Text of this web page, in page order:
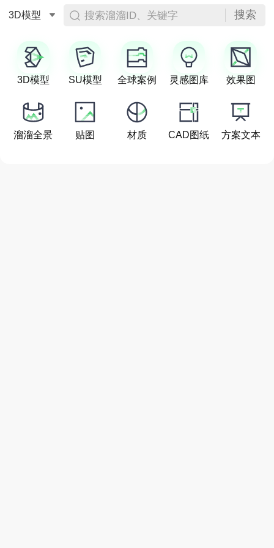
3D模型 搜索溜溜ID、关键字 搜索
3D模型 SU模型 全球案例 灵感图库 效果图
溜溜全景 贴图 材质 CAD图纸 方案文本